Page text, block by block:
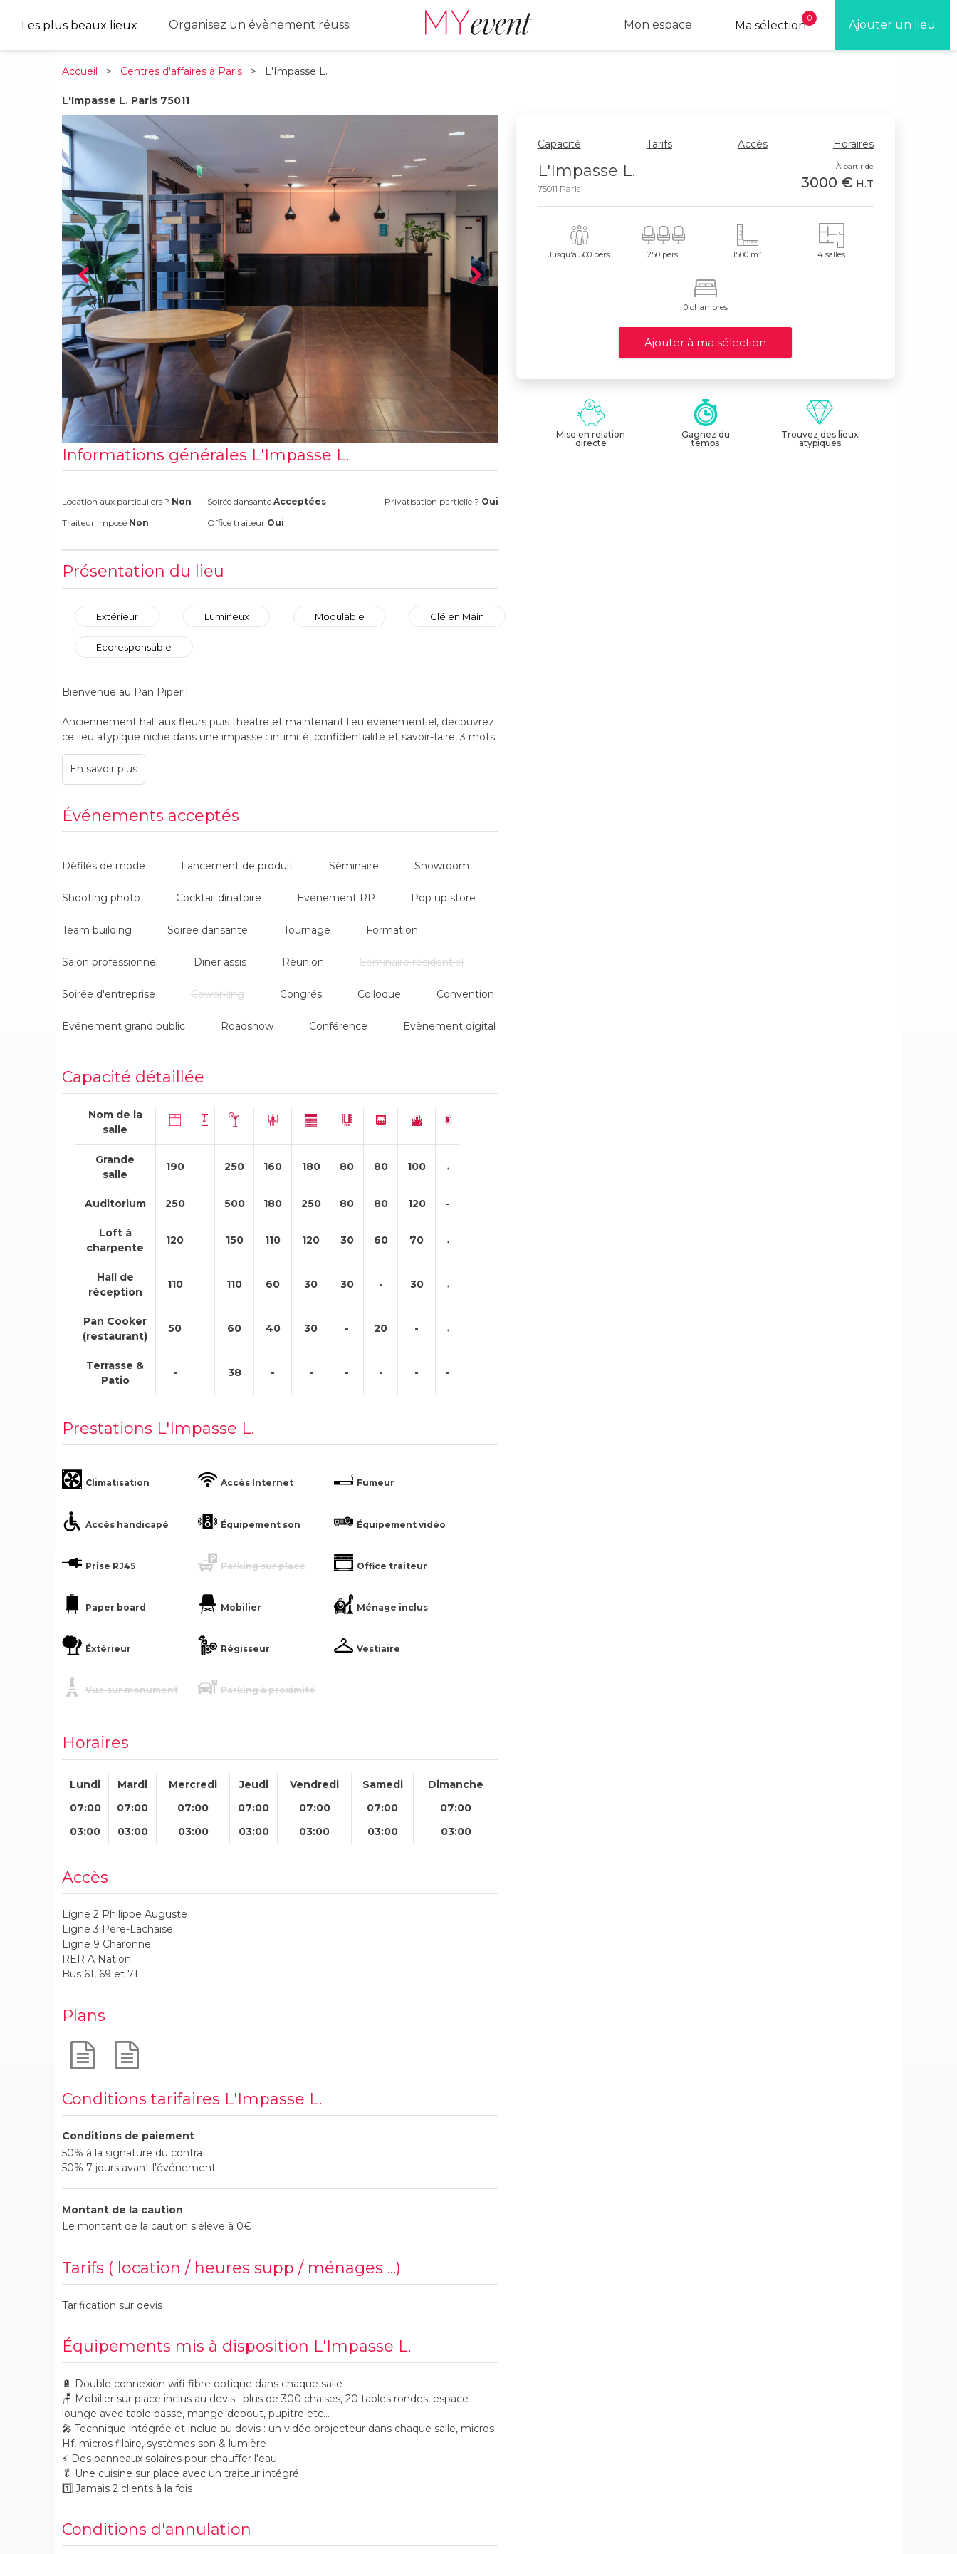
Les plus beaux lieux Organisez un évènement réussi Ajouter un lieu
Ma sélection
0
Mon espace
Accueil > Centres d'affaires à Paris > L'Impasse L.
L'Impasse L. Paris 75011
Informations générales L'Impasse L.
Location aux particuliers ? Non Soirée dansanteAcceptées Privatisation partielle ? Oui
Traiteur imposé Non Office traiteur Oui
Présentation du lieu
Extérieur Lumineux Modulable Clé en Main
Ecoresponsable
Bienvenue au Pan Piper !
Anciennement hall aux fleurs puis théâtre et maintenant lieu évènementiel, découvrez
ce lieu atypique niché dans une impasse : intimité, confidentialité et savoir-faire, 3 mots
clés pour nous définir !
💡 3 salles modulables et techniquement équipées
🌼 2 terrasses privatives
🧑‍🧑‍🧒‍🧒 une équipe dédiée à votre évènement
📈 Réunions d'informations, présentations d'études ou AG...
🧩 Teambuilding, animations, fresques...
🥂 Voeux, soirées de fin d'année...
👐 Nous sommes ouverts à tous types d'évènement professionnels !
Événements acceptés
Défilés de mode Lancement de produit Séminaire Showroom
Shooting photo Cocktail dînatoire Evénement RP Pop up store
Team building Soirée dansante Tournage Formation
Salon professionnel Diner assis Réunion Séminaire résidentiel
Soirée d'entreprise Coworking Congrés Colloque Convention
Evénement grand public Roadshow Conférence Evènement digital
Capacité détaillée
Nom de la
salle
Grande
salle
190 250 160 180 80 80 100
Auditorium 250 500 180 250 80 80 120 -
Loft à
charpente
120 150 110 120 30 60 70
Hall de
réception
110 110 60 30 30 - 30
Pan Cooker
(restaurant)
50 60 40 30 - 20 -
Terrasse &
Patio
- 38 - - - - - -
Prestations L'Impasse L.
Climatisation Accès Internet Fumeur
Accès handicapé Équipement son Équipement vidéo
Prise RJ45 Parking sur place Office traiteur
Paper board Mobilier Ménage inclus
Éxtérieur Régisseur Vestiaire
Vue sur monument Parking à proximité
Horaires
Lundi Mardi Mercredi Jeudi Vendredi Samedi
Dimanche
07:00
07:00 07:00 07:00 07:00 07:00
07:00
03:00
03:00 03:00 03:00 03:00 03:00 03:00
Accès
Ligne 2 Philippe Auguste
Ligne 3 Père-Lachaise
Ligne 9 Charonne
RER A Nation
Bus 61, 69 et 71
Plans
Conditions tarifaires L'Impasse L.
Conditions de paiement
50% à la signature du contrat
50% 7 jours avant l'événement
Montant de la caution
Le montant de la caution s'élève à 0€
Tarifs ( location / heures supp / ménages ...)
Tarification sur devis
Équipements mis à disposition L'Impasse L.
🔋 Double connexion wifi fibre optique dans chaque salle
🪑 Mobilier sur place inclus au devis : plus de 300 chaises, 20 tables rondes, espace
lounge avec table basse, mange-debout, pupitre etc...
🎤 Technique intégrée et inclue au devis : un vidéo projecteur dans chaque salle, micros
Hf, micros filaire, systèmes son & lumière
⚡️ Des panneaux solaires pour chauffer l'eau
🥬 Une cuisine sur place avec un traiteur intégré
1️⃣ Jamais 2 clients à la fois
Conditions d'annulation
Capacité Tarifs Accès Horaires
L'Impasse L.
75011 Paris
À partir de
3000 € H.T
Jusqu'à 500 pers. 250 pers. 1500 m² 4 salles
0 chambres
Mise en relation
directe
Gagnez du
temps
Trouvez des lieux
atypiques